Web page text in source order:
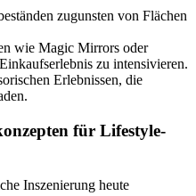
zugunsten von Flächen
wie Magic Mirrors oder
zu intensivieren.
Erlebnissen, die
für Lifestyle-
Inszenierung heute